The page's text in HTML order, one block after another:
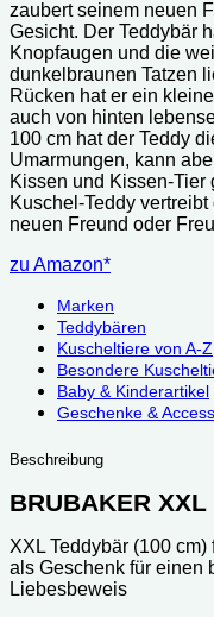
zaubert seinem neuen
Gesicht. Der Teddybär
Knopfaugen und die
dunkelbraunen Tatzen
Rücken hat er ein
auch von hinten
100 cm hat der Teddy
Umarmungen, kann
Kissen und Kissen-
Kuschel-Teddy
neuen Freund oder
zu Amazon*
Marken
Teddybären
Kuscheltiere von A-Z
Besondere
Baby & Kinderartikel
Geschenke &
Beschreibung
BRUBAKER
XXL Teddybär (100
als Geschenk für einen
Liebesbeweis